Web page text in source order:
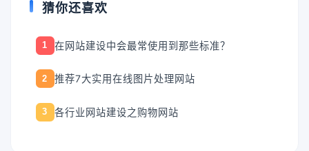
猜你还喜欢
1 在网站建设中会最常使用到那些标准？
2 推荐7大实用在线图片处理网站
3 各行业网站建设之购物网站